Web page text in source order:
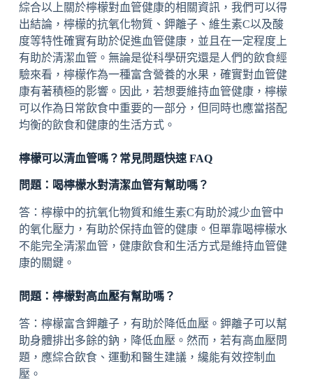
綜合以上關於檸檬對血管健康的相關資訊，我們可以得
出結論，檸檬的抗氧化物質、鉀離子、維生素C以及酸
度等特性確實有助於促進血管健康，並且在一定程度上
有助於清潔血管。無論是從科學研究還是人們的飲食經
驗來看，檸檬作為一種富含營養的水果，確實對血管健
康有著積極的影響。因此，若想要維持血管健康，檸檬
可以作為日常飲食中重要的一部分，但同時也應當搭配
均衡的飲食和健康的生活方式。
檸檬可以清血管嗎？常見問題快速 FAQ
問題：喝檸檬水對清潔血管有幫助嗎？
答：檸檬中的抗氧化物質和維生素C有助於減少血管中
的氧化壓力，有助於保持血管的健康。但單靠喝檸檬水
不能完全清潔血管，健康飲食和生活方式是維持血管健
康的關鍵。
問題：檸檬對高血壓有幫助嗎？
答：檸檬富含鉀離子，有助於降低血壓。鉀離子可以幫
助身體排出多餘的鈉，降低血壓。然而，若有高血壓問
題，應綜合飲食、運動和醫生建議，纔能有效控制血
壓。